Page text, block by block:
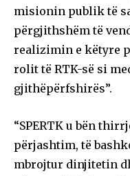
misionin publik të
përgjithshëm të
realizimin e këtyre
rolit të RTK-së si
gjithëpërfshirës”.
“SPERTK u bën
përjashtim, të
mbrojtur dinjitetin